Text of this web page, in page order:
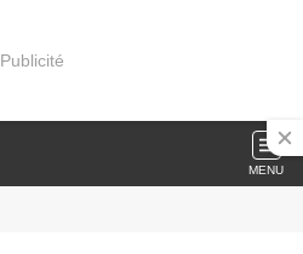
Publicité
MENU